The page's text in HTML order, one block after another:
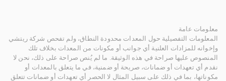
معلومات عامة
المعلومات التفصيلية حول المعدات محدودة النطاق، ولم تفحص شركة ريتشي
وإخوانه للمزادات العلنية أي جوانب أو مكونات من المعدات بخلاف تلك
المنصوص عليها صراحة في هذه الوثيقة. ما لم يُنص صراحة على ذلك، نحن لا
نقدم أي تعهدات أو ضمانات، صريحة أو ضمنية، في ما يتعلق بالمعدات أو
مكوناتها، بما في ذلك على سبيل المثال لا الحصر أي تعهدات أو ضمانات تتعلق